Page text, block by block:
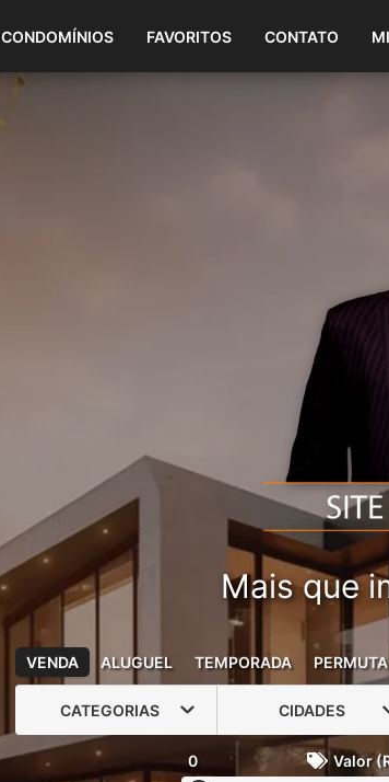
CONDOMÍNIOS FAVORITOS CONTATO
Mais que
VENDA ALUGUEL TEMPORADA PERMUTA
CATEGORIAS CIDADES
0 Valor